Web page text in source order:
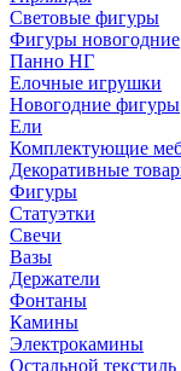
Световые фигуры
Фигуры новогодние
Панно НГ
Елочные игрушки
Новогодние фигуры
Ели
Комплектующие
Декоративные
Фигуры
Статуэтки
Свечи
Вазы
Держатели
Фонтаны
Камины
Электрокамины
Остальной текстиль